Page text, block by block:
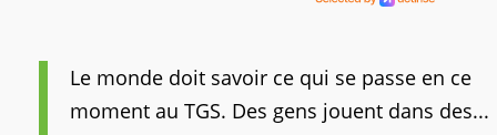
Le monde doit savoir ce qui se passe en ce
moment au TGS. Des gens jouent dans des...